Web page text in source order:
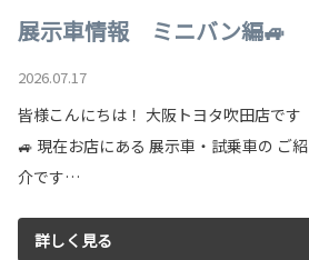
展示車情報 ミニバン編🚙
2026.07.17
皆様こんにちは！ 大阪トヨタ吹田店です
🚙 現在お店にある 展示車・試乗車の ご紹
介です…
詳しく見る